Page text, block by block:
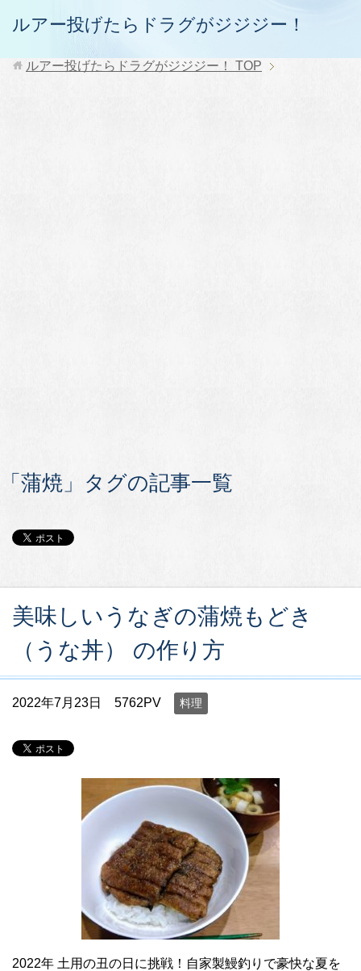
ルアー投げたらドラグがジジジー！
ルアー投げたらドラグがジジジー！ TOP
「蒲焼」タグの記事一覧
美味しいうなぎの蒲焼もどき
（うな丼） の作り方
2022年7月23日 5762PV 料理
2022年 土用の丑の日に挑戦！自家製鰻釣りで豪快な夏を